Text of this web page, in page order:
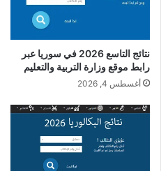
نتائج التاسع 2026 في سوريا عبر
رابط موقع وزارة التربية والتعليم
أغسطس 4, 2026